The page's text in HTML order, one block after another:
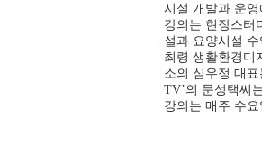
시설 개발과 운
강의는 현장스터
설과 요양시설
최령 생활환경디
소의 심우정 대
TV’의 문성택씨
강의는 매주 수